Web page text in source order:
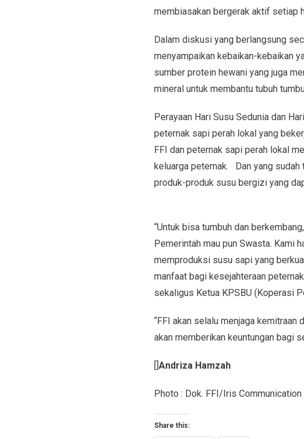
membiasakan bergerak aktif setiap
Dalam diskusi yang berlangsung
menyampaikan kebaikan-kebaikan
sumber protein hewani yang juga
mineral untuk membantu tubuh
Perayaan Hari Susu Sedunia dan
peternak sapi perah lokal yang
FFI dan peternak sapi perah lokal
keluarga peternak. Dan yang
produk-produk susu bergizi yang
“Untuk bisa tumbuh dan
Pemerintah mau pun Swasta. Kami
memproduksi susu sapi yang
manfaat bagi kesejahteraan
sekaligus Ketua KPSBU (Koperasi
“FFI akan selalu menjaga
akan memberikan keuntungan bagi
[]Andriza Hamzah
Photo : Dok. FFI/Iris Communication
Share this: